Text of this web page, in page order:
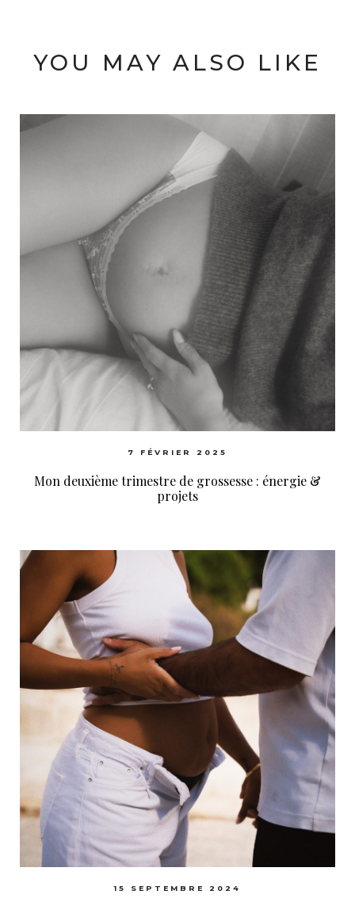
YOU MAY ALSO LIKE
7 FÉVRIER 2025
Mon deuxième trimestre de grossesse : énergie &
projets
15 SEPTEMBRE 2024